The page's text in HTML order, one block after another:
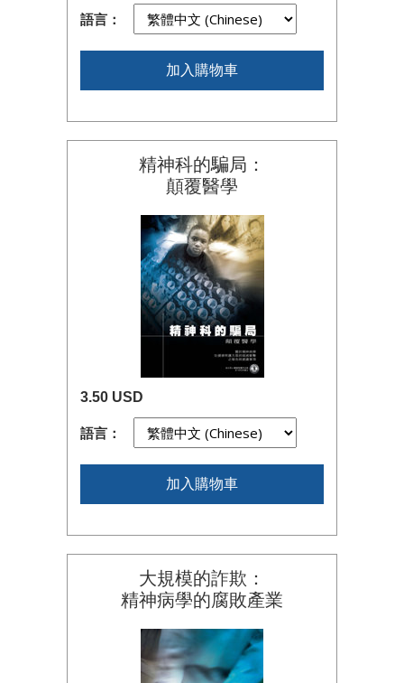
語言：
加入購物車
精神科的騙局：
顛覆醫學
3.50 USD
語言：
加入購物車
大規模的詐欺：
精神病學的腐敗產業